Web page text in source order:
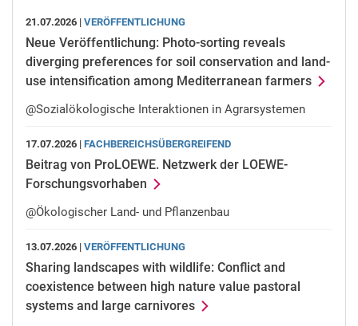
21.07.2026 | VERÖFFENTLICHUNG
Neue Veröffentlichung: Photo-sorting reveals
diverging preferences for soil conservation and land-
use intensification among Mediterranean farmers
@Sozialökologische Interaktionen in Agrarsystemen
17.07.2026 | FACHBEREICHSÜBERGREIFEND
Beitrag von ProLOEWE. Netzwerk der LOEWE-
Forschungsvorhaben
@Ökologischer Land- und Pflanzenbau
13.07.2026 | VERÖFFENTLICHUNG
Sharing landscapes with wildlife: Conflict and
coexistence between high nature value pastoral
systems and large carnivores